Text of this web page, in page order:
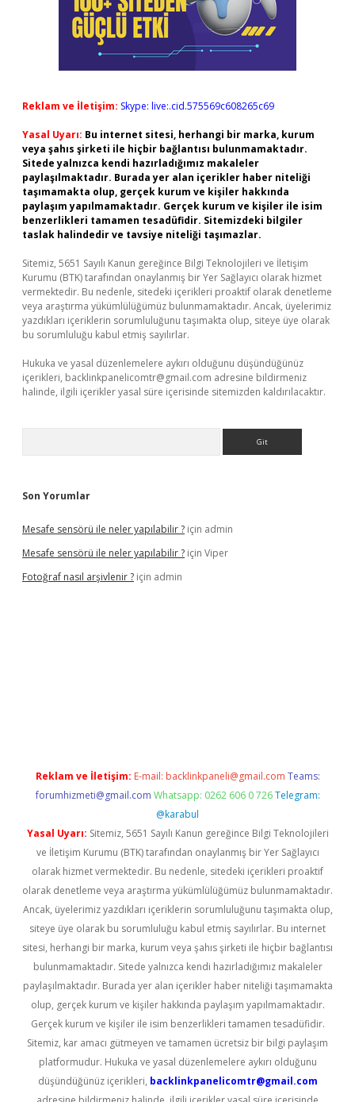
Reklam ve İletişim: Skype: live:.cid.575569c608265c69
Yasal Uyarı: Bu internet sitesi, herhangi bir marka, kurum
veya şahıs şirketi ile hiçbir bağlantısı bulunmamaktadır.
Sitede yalnızca kendi hazırladığımız makaleler
paylaşılmaktadır. Burada yer alan içerikler haber niteliği
taşımamakta olup, gerçek kurum ve kişiler hakkında
paylaşım yapılmamaktadır. Gerçek kurum ve kişiler ile isim
benzerlikleri tamamen tesadüfidir. Sitemizdeki bilgiler
taslak halindedir ve tavsiye niteliği taşımazlar.
Sitemiz, 5651 Sayılı Kanun gereğince Bilgi Teknolojileri ve İletişim
Kurumu (BTK) tarafından onaylanmış bir Yer Sağlayıcı olarak hizmet
vermektedir. Bu nedenle, sitedeki içerikleri proaktif olarak denetleme
veya araştırma yükümlülüğümüz bulunmamaktadır. Ancak, üyelerimiz
yazdıkları içeriklerin sorumluluğunu taşımakta olup, siteye üye olarak
bu sorumluluğu kabul etmiş sayılırlar.
Hukuka ve yasal düzenlemelere aykırı olduğunu düşündüğünüz
içerikleri, backlinkpanelicomtr@gmail.com adresine bildirmeniz
halinde, ilgili içerikler yasal süre içerisinde sitemizden kaldırılacaktır.
Son Yorumlar
Mesafe sensörü ile neler yapılabilir ? için admin
Mesafe sensörü ile neler yapılabilir ? için Viper
Fotoğraf nasıl arşivlenir ? için admin
Reklam ve İletişim: E-mail: backlinkpaneli@gmail.com Teams:
forumhizmeti@gmail.com Whatsapp: 0262 606 0 726 Telegram:
@karabul
Yasal Uyarı: Sitemiz, 5651 Sayılı Kanun gereğince Bilgi Teknolojileri
ve İletişim Kurumu (BTK) tarafından onaylanmış bir Yer Sağlayıcı
olarak hizmet vermektedir. Bu nedenle, sitedeki içerikleri proaktif
olarak denetleme veya araştırma yükümlülüğümüz bulunmamaktadır.
Ancak, üyelerimiz yazdıkları içeriklerin sorumluluğunu taşımakta olup,
siteye üye olarak bu sorumluluğu kabul etmiş sayılırlar. Bu internet
sitesi, herhangi bir marka, kurum veya şahıs şirketi ile hiçbir bağlantısı
bulunmamaktadır. Sitede yalnızca kendi hazırladığımız makaleler
paylaşılmaktadır. Burada yer alan içerikler haber niteliği taşımamakta
olup, gerçek kurum ve kişiler hakkında paylaşım yapılmamaktadır.
Gerçek kurum ve kişiler ile isim benzerlikleri tamamen tesadüfidir.
Sitemiz, kar amacı gütmeyen ve tamamen ücretsiz bir bilgi paylaşım
platformudur. Hukuka ve yasal düzenlemelere aykırı olduğunu
düşündüğünüz içerikleri, backlinkpanelicomtr@gmail.com